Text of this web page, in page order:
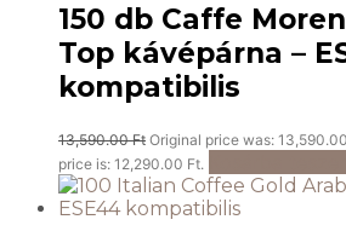
150 db Caffe
Top kávépárna –
kompatibilis
13,590.00Ft Original price was:
price is: 12,290.00 Ft.